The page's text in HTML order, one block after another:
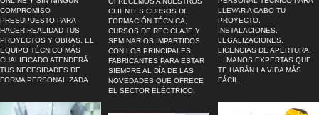
COMPROMISO
PRESUPUESTO PARA
HACER REALIDAD TUS
PROYECTOS Y OBRAS. EL
EQUIPO TÉCNICO MÁS
CUALIFICADO ATENDERÁ
TUS NECESIDADES DE
FORMA PERSONALIZADA.
CLIENTES CURSOS DE
FORMACIÓN TÉCNICA,
CURSOS DE RECICLAJE Y
SEMINARIOS IMPARTIDOS
CON LOS PRINCIPALES
FABRICANTES PARA ESTAR
SIEMPRE AL DÍA DE LAS
NOVEDADES QUE OFRECE
EL SECTOR ELÉCTRICO.
LLEVAR A CABO TU
PROYECTO,
INSTALACIONES,
LEGALIZACIONES,
LICENCIAS DE APERTURA,
... MANOS EXPERTAS QUE
TE HARÁN LA VIDA MÁS
FÁCIL.